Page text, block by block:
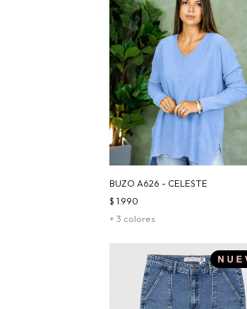
BUZO A626 - CELESTE
+ 3 colores
$ 1.990